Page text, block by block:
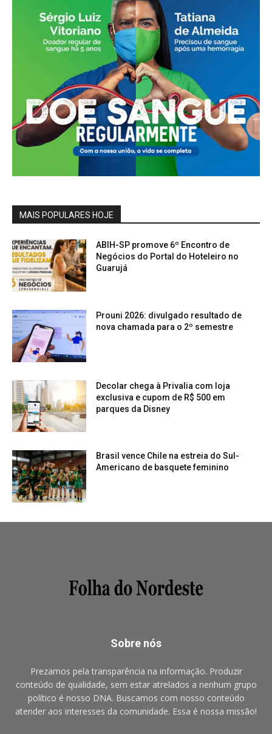
MAIS POPULARES HOJE
ABIH-SP promove 6º Encontro de
Negócios do Portal do Hoteleiro no
Guarujá
Prouni 2026: divulgado resultado de
nova chamada para o 2º semestre
Decolar chega à Privalia com loja
exclusiva e cupom de R$ 500 em
parques da Disney
Brasil vence Chile na estreia do Sul-
Americano de basquete feminino
Sobre nós
Prezamos pela transparência na informação. Produzir
conteúdo de qualidade, sem estar atrelados a nenhum grupo
político é nosso DNA. Buscamos com nosso conteúdo
atender aos interesses da comunidade. Essa é nossa missão!